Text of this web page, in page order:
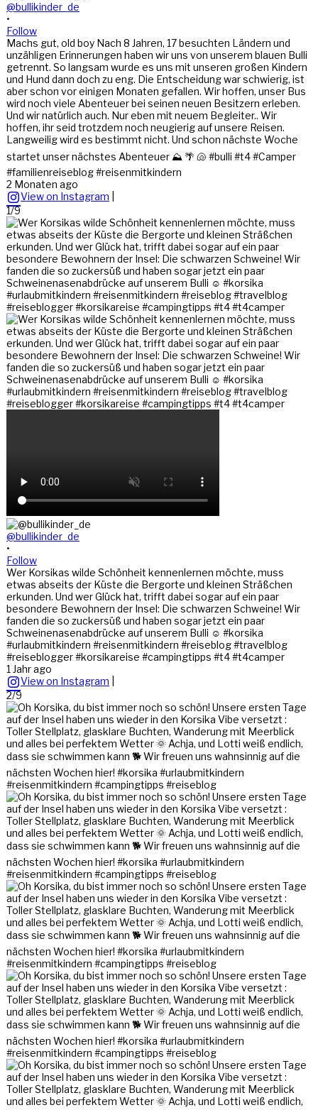
@bullikinder_de
•
Follow
Machs gut, old boy Nach 8 Jahren, 17 besuchten Ländern und
unzähligen Erinnerungen haben wir uns von unserem blauen Bulli
getrennt. So langsam wurde es uns mit unseren großen Kindern
und Hund dann doch zu eng. Die Entscheidung war schwierig, ist
aber schon vor einigen Monaten gefallen. Wir hoffen, unser Bus
wird noch viele Abenteuer bei seinen neuen Besitzern erleben.
Und wir natürlich auch. Nur eben mit neuem Begleiter.. Wir
hoffen, ihr seid trotzdem noch neugierig auf unsere Reisen.
Langweilig wird es bestimmt nicht. Und schon nächste Woche
startet unser nächstes Abenteuer ⛰️ 🌴 🐚 #bulli #t4 #Camper
#familienreiseblog #reisenmitkindern
2 Monaten ago
View on Instagram
1/9
@bullikinder_de
•
Follow
Wer Korsikas wilde Schönheit kennenlernen möchte, muss
etwas abseits der Küste die Bergorte und kleinen Sträßchen
erkunden. Und wer Glück hat, trifft dabei sogar auf ein paar
besondere Bewohnern der Insel: Die schwarzen Schweine! Wir
fanden die so zuckersüß und haben sogar jetzt ein paar
Schweinenasenabdrücke auf unserem Bulli ☺️ #korsika
#urlaubmitkindern #reisenmitkindern #reiseblog #travelblog
#reiseblogger #korsikareise #campingtipps #t4 #t4camper
1 Jahr ago
View on Instagram
2/9